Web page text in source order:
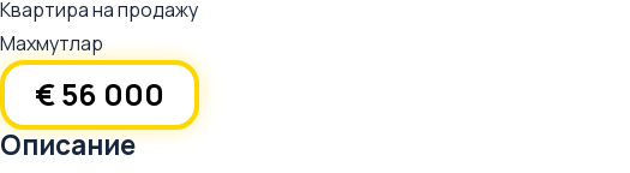
Квартира на продажу
Махмутлар
€ 56 000
Описание